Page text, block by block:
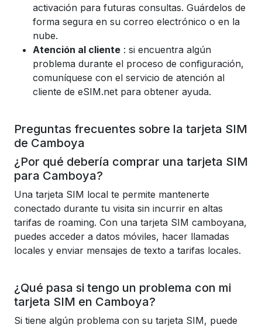
activación para futuras consultas. Guárdelos de
forma segura en su correo electrónico o en la
nube.
Atención al cliente : si encuentra algún
problema durante el proceso de configuración,
comuníquese con el servicio de atención al
cliente de eSIM.net para obtener ayuda.
Preguntas frecuentes sobre la tarjeta SIM
de Camboya
¿Por qué debería comprar una tarjeta SIM
para Camboya?
Una tarjeta SIM local te permite mantenerte
conectado durante tu visita sin incurrir en altas
tarifas de roaming. Con una tarjeta SIM camboyana,
puedes acceder a datos móviles, hacer llamadas
locales y enviar mensajes de texto a tarifas locales.
¿Qué pasa si tengo un problema con mi
tarjeta SIM en Camboya?
Si tiene algún problema con su tarjeta SIM, puede